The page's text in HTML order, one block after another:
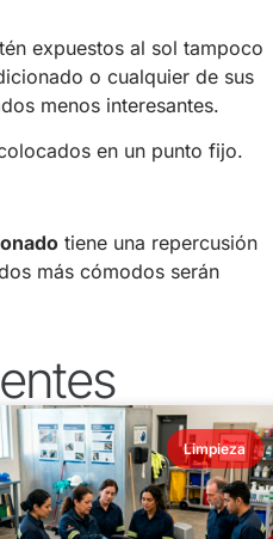
expuestos al sol tampoco
o cualquier de sus
menos interesantes.
en un punto fijo.
tiene una repercusión
más cómodos serán
Limpieza